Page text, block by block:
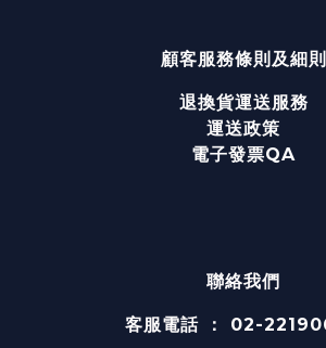
顧客服務條則及細則
退換貨運送服務
運送政策
電子發票QA
聯絡我們
客服電話 ： 02-